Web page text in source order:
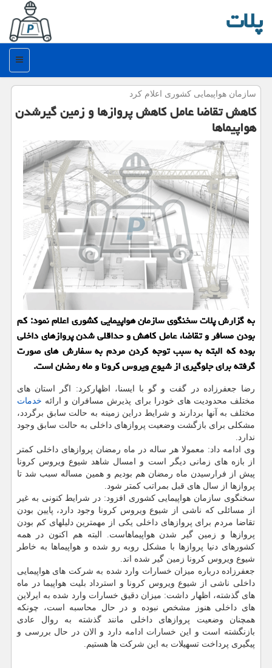
پلات
منو
سازمان هواپیمایی كشوری اعلام كرد
كاهش تقاضا عامل كاهش پروازها و زمین گیرشدن
هواپیماها
به گزارش پلات سخنگوی سازمان هواپیمایی كشوری اعلام نمود: كم
بودن مسافر و تقاضا، عامل كاهش و حداقلی شدن پروازهای داخلی
بوده كه البته به سبب توجه كردن مردم به سفارش های صورت
گرفته برای جلوگیری از شیوع ویروس كرونا و ماه رمضان است.
رضا جعفرزاده در گفت و گو با ایسنا، اظهارکرد: اگر استان های
مختلف محدودیت های خودرا برای پذیرش مسافران و ارائه خدمات
مختلف به آنها بردارند و شرایط دراین زمینه به حالت سابق برگردد،
مشکلی برای بازگشت وضعیت پروازهای داخلی به حالت سابق وجود
ندارد.
وی ادامه داد: معمولا هر ساله در ماه رمضان پروازهای داخلی کمتر
از بازه های زمانی دیگر است و امسال شاهد شیوع ویروس کرونا
پیش از فرارسیدن ماه رمضان هم بودیم و همین مساله سبب شد تا
پروازها از سال های قبل بمراتب کمتر شود.
سخنگوی سازمان هواپیمایی کشوری افزود: در شرایط کنونی به غیر
از مسائلی که ناشی از شیوع ویروس کرونا وجود دارد، پایین بودن
تقاضا مردم برای پروازهای داخلی یکی از مهمترین دلیلهای کم بودن
پروازها و زمین گیر شدن هواپیماهاست. البته هم اکنون در همه
کشورهای دنیا پروازها با مشکل روبه رو شده و هواپیماها به خاطر
شیوع ویروس کرونا زمین گیر شده اند.
جعفرزاده درباره میزان خسارات وارد شده به شرکت های هواپیمایی
داخلی ناشی از شیوع ویروس کرونا و استرداد بلیت هواپیما در ماه
های گذشته، اظهار داشت: میزان دقیق خسارات وارد شده به ایرلاین
های داخلی هنوز مشخص نبوده و در حال محاسبه است، چونکه
همچنان وضعیت پروازهای داخلی مانند گذشته به روال عادی
بازنگشته است و این خسارات ادامه دارد و الان در حال بررسی و
پیگیری پرداخت تسهیلات به این شرکت ها هستیم.